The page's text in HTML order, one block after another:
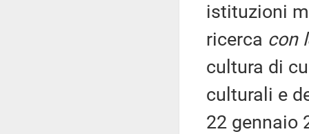
istituzioni
ricerca con
cultura di
culturali e
22 gennaio